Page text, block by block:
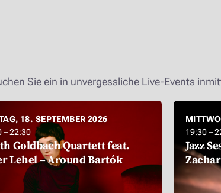
Sie ein in unvergessliche Live-Events
18. SEPTEMBER 2026
– 22:30
Goldbach Quartett feat.
Lehel – Around Bartók
19:30 –
Jazz